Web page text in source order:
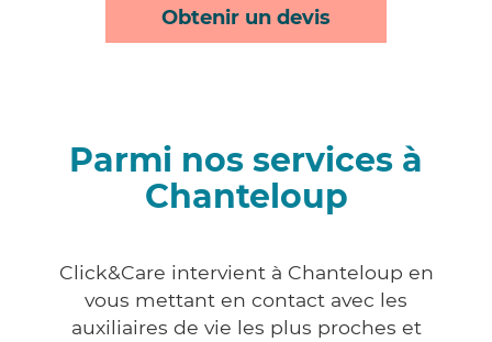
Obtenir un devis
Parmi nos services à
Chanteloup
Click&Care intervient à Chanteloup en
vous mettant en contact avec les
auxiliaires de vie les plus proches et